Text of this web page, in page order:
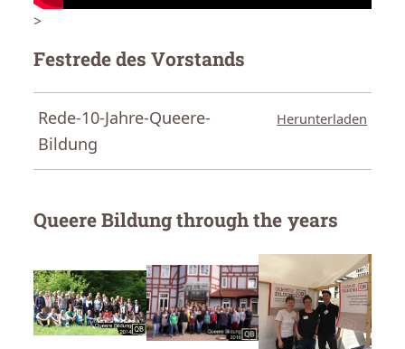
>
Festrede des Vorstands
Rede-10-Jahre-Queere-
Bildung
Herunterladen
Queere Bildung through the years